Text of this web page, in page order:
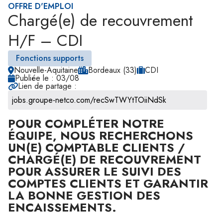
OFFRE D'EMPLOI
Chargé(e) de recouvrement
H/F – CDI
Fonctions supports
Nouvelle-Aquitaine
Bordeaux (33) CDI
Publiée le : 03/08
Lien de partage :
POUR COMPLÉTER NOTRE
ÉQUIPE, NOUS RECHERCHONS
UN(E) COMPTABLE CLIENTS /
CHARGÉ(E) DE RECOUVREMENT
POUR ASSURER LE SUIVI DES
COMPTES CLIENTS ET GARANTIR
LA BONNE GESTION DES
ENCAISSEMENTS.